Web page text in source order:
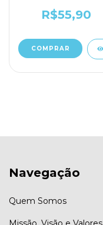
R$55,90
Navegação
Quem Somos